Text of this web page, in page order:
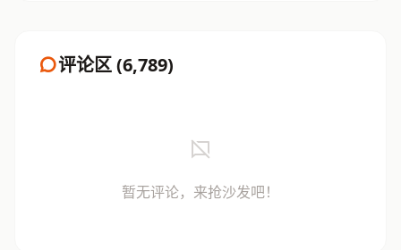
评论区 (6,789)
暂无评论，来抢沙发吧！